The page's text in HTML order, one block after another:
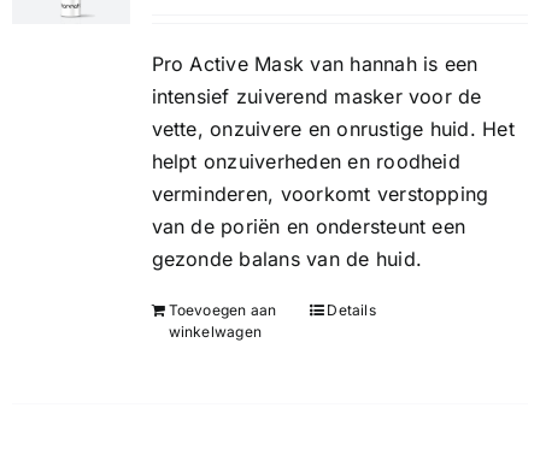
productpagina
Pro Active Mask van hannah is een
intensief zuiverend masker voor de
vette, onzuivere en onrustige huid. Het
helpt onzuiverheden en roodheid
verminderen, voorkomt verstopping
van de poriën en ondersteunt een
gezonde balans van de huid.
Toevoegen aan
winkelwagen
Details